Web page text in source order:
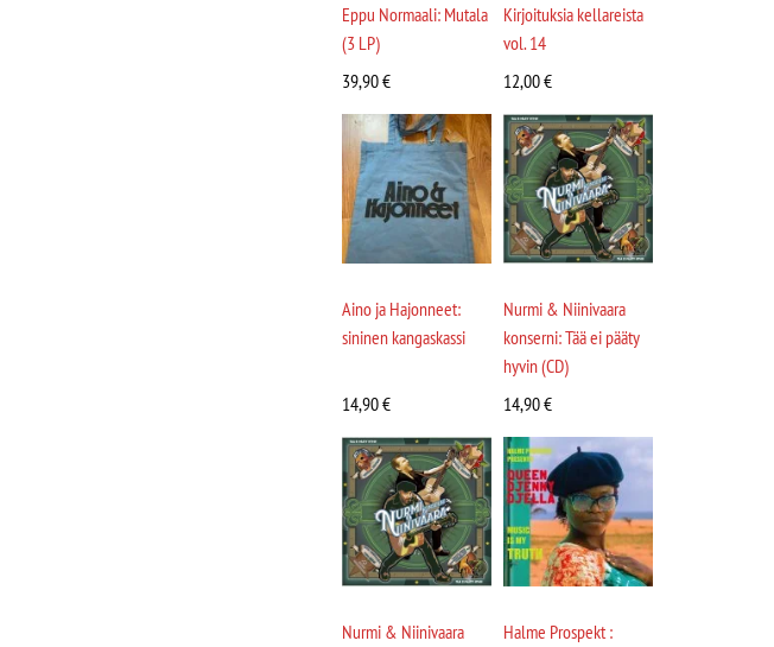
Eppu Normaali: Mutala
(3 LP)
39,90€
Kirjoituksia kellareista
vol. 14
12,00€
Aino ja Hajonneet:
sininen kangaskassi
14,90€
Nurmi & Niinivaara
konserni: Tää ei pääty
hyvin (CD)
14,90€
Nurmi & Niinivaara
Halme Prospekt :